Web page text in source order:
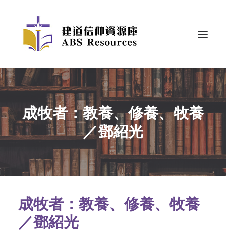
成牧者：教養、修養、牧養
／鄧紹光
成牧者：教養、修養、牧養
／鄧紹光